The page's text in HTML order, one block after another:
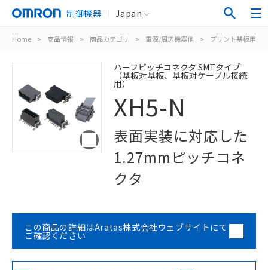
制御機器 Japan
Home > 商品情報 > 商品カテゴリ > 電源/周辺機器他 > プリント基板用コ
ハーフピッチコネクタ SMTタイプ
（基板対基板、基板対ケーブル接続
用）
XH5-N
表面実装に対応した
1.27mmピッチコネ
クタ
この商品の詳細はAratas株式会社ウェブサイトにて
ご確認ください